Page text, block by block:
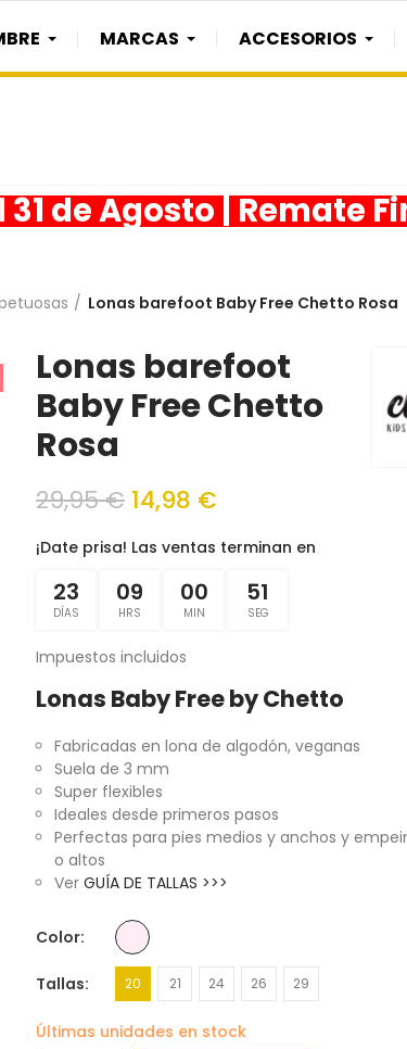
MARCAS ACCESORIOS
31 de Agosto | Remate
Lonas barefoot Baby Free Chetto Rosa
Lonas barefoot
Baby Free Chetto
Rosa
29,95 € 14,98 €
¡Date prisa! Las ventas terminan en
23
DÍAS
09
HRS
00
MIN
51
SEG
Impuestos incluidos
Lonas Baby Free by Chetto
Fabricadas en lona de algodón, veganas
Suela de 3 mm
Super flexibles
Ideales desde primeros pasos
Perfectas para pies medios y anchos y
o altos
Ver GUÍA DE TALLAS >>>
Color
Tallas 20 21 24 26 29
Últimas unidades en stock